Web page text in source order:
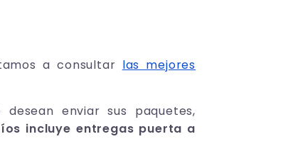
a consultar las mejores
enviar sus paquetes,
incluye entregas puerta a